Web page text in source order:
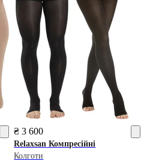
₴ 3 600
Relaxsan Компресійні
Колготи